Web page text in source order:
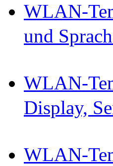
WLAN-
und
WLAN-
Display,
WLAN-